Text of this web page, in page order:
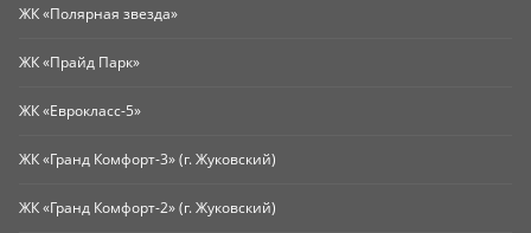
ЖК «Полярная звезда»
ЖК «Прайд Парк»
ЖК «Еврокласс-5»
ЖК «Гранд Комфорт-3» (г. Жуковский)
ЖК «Гранд Комфорт-2» (г. Жуковский)